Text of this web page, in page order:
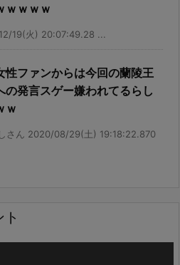
ｗｗｗｗ
19(火) 20:07:49.28 ...
性ファンからは今回の蘭陵王
の発言スゲー嫌われてるらし
ｗ
さん 2020/08/29(土) 19:18:22.870